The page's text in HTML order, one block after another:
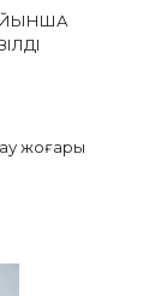
жоғары